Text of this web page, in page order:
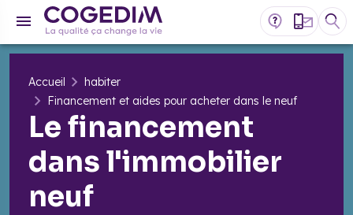
Accueil
habiter
Financement et aides pour acheter dans le neuf
Le financement
dans l'immobilier
neuf